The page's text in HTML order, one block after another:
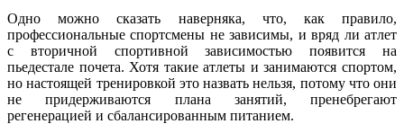
Одно можно сказать наверняка, что, как правило,
профессиональные спортсмены не зависимы, и вряд ли атлет
с вторичной спортивной зависимостью появится на
пьедестале почета. Хотя такие атлеты и занимаются спортом,
но настоящей тренировкой это назвать нельзя, потому что они
не придерживаются плана занятий, пренебрегают
регенерацией и сбалансированным питанием.